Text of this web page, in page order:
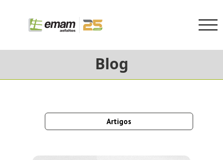
Blog
Artigos